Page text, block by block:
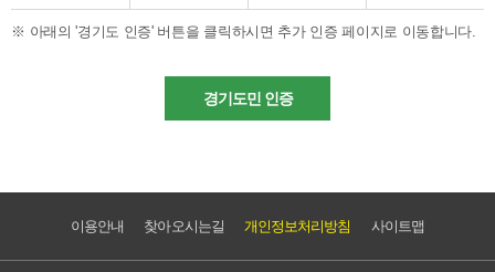
아래의 '경기도 인증' 버튼을 클릭하시면 추가 인증 페이지로 이동합니다.
경기도민 인증
이용안내 찾아오시는길 개인정보처리방침 사이트맵